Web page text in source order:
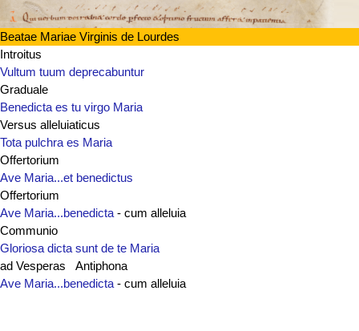
Beatae Mariae Virginis de Lourdes
Introitus
Vultum tuum deprecabuntur
Graduale
Benedicta es tu virgo Maria
Versus alleluiaticus
Tota pulchra es Maria
Offertorium
Ave Maria...et benedictus
Offertorium
Ave Maria...benedicta - cum alleluia
Communio
Gloriosa dicta sunt de te Maria
ad Vesperas Antiphona
Ave Maria...benedicta - cum alleluia